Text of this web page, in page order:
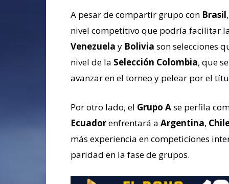
A pesar de compartir grupo con Brasil
nivel competitivo que podría facilitar
Venezuela y Bolivia son selecciones
nivel de la Selección Colombia, que
avanzar en el torneo y pelear por el
Por otro lado, el Grupo Ase perfila
Ecuadorenfrentará a Argentina,
más experiencia en competiciones
paridad en la fase de grupos.